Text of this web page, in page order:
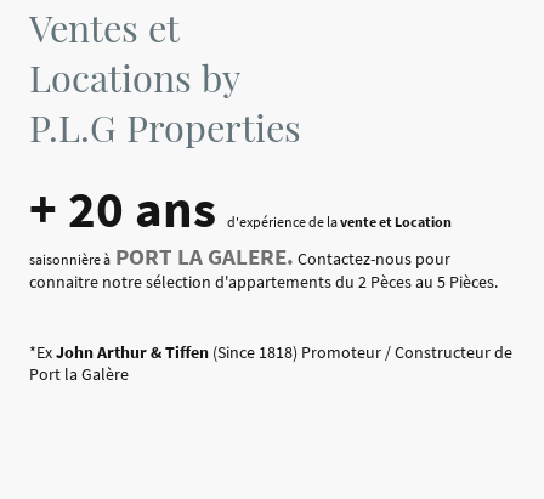
Ventes et
Locations by
P.L.G Properties
+ 20 ans d'expérience de lavente et Location
saisonnière à PORT LA GALERE. Contactez-nous pour
connaitre notre sélection d'appartements du 2 Pèces au 5 Pièces.
*ExJohn Arthur & Tiffen (Since 1818) Promoteur / Constructeur de
Port la Galère